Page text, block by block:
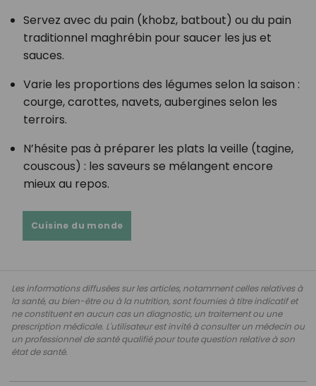
Servez avec du pain (khobz, batbout) ou du pain
traditionnel maghrébin pour saucer les jus et
sauces.
Varie les proportions des légumes selon la saison :
courge, carottes, navets, aubergines selon les
terroirs.
N’hésite pas à préparer les plats la veille (tagine,
couscous) : les saveurs se mélangent encore
mieux au repos.
Cuisine du monde
Les informations diffusées sur les articles, notamment celles relatives à
la santé, au bien-être ou à la nutrition, sont fournies à titre indicatif et
ne constituent en aucun cas un diagnostic, un traitement ou une
prescription médicale. L'utilisateur est invité à consulter un médecin ou
un professionnel de santé qualifié pour toute question relative à son
état de santé.